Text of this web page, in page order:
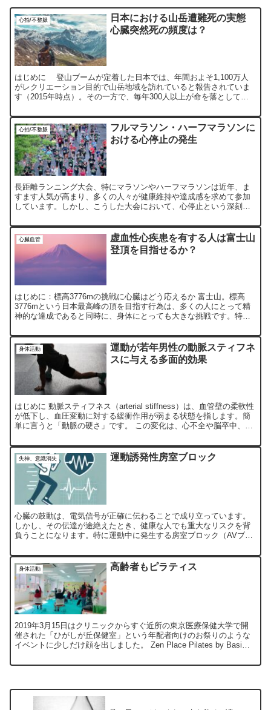
心拍/不整脈
日本における山岳遭難死の実態
心臓突然死の頻度は？
はじめに 登山ブームが定着した日本では、年間およそ1,100万人
がレクリエーション目的で山岳地域を訪れていると報告されていま
す（2015年時点）。その一方で、毎年300人以上が命を落としてお
心拍/不整脈
フルマラソン・ハーフマラソンに
おける心停止の発生
長距離ランニング大会、特にマラソンやハーフマラソンは近年、ま
すます人気が高まり、多くの人々が健康維持や達成感を求めて参加
しています。しかし、こうした大会において、心停止という深刻な
に...
心臓血管
虚血性心疾患を有する人は富士山
登頂を目指せるか？
はじめに：標高3776mの挑戦に心臓はどう応えるか 富士山。標高
3776mという日本最高峰の頂を目指す行為は、多くの人にとって精
神的な達成であると同時に、身体にとっても大きな挑戦です。特に
身体活動
運動が若年男性の動脈スティフネ
スに与える多面的効果
はじめに 動脈スティフネス（arterial stiffness）は、血管壁の柔軟性
が低下し、血圧変動に対する緩衝作用が弱まる状態を指します。簡
単に言うと「動脈の硬さ」です。 この変化は、心不全や脳卒中、腎
失神、意識消失 運動誘発性房室ブロック
心臓の鼓動は、電気信号が正確に伝わることで成り立っています。
しかし、その伝達が途絶えたとき、健康な人でも重大なリスクを背
負うことになります。特に運動中に発生する房室ブロック（AVブロ
身体活動 高齢者もピラティス
2019年3月15日はクリニックからすぐ近所の東京医療保健大学で開
催された「ひがしが丘保健室」という年配者向けのお祭りのような
イベントに少しだけ顔を出しました。 Zen Place Pilates by Basi